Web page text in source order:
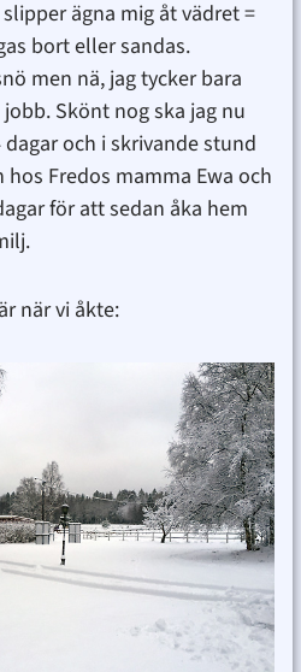
ägna mig åt vädret =
bort eller sandas.
men nä, jag tycker bara
Skönt nog ska jag nu
och i skrivande stund
Fredos mamma Ewa och
för att sedan åka hem
när vi åkte: